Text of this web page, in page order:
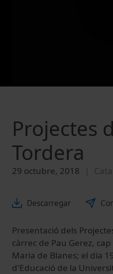
Projectes
Tordera
29 octubre, 2018
Descarregar
Presentació dels
càrrec de Pau Gerez,
Maria de Blanes; el dia
d'Educació de la